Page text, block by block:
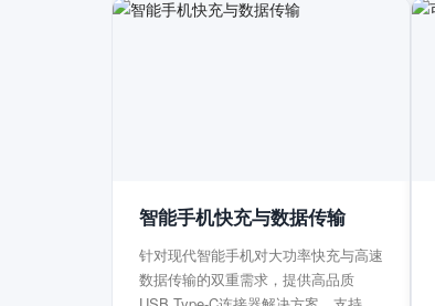
智能手机快充与数据传输
针对现代智能手机对大功率快充与高速
数据传输的双重需求，提供高品质